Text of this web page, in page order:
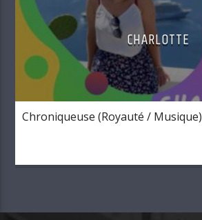
CHARLOTTE
Chroniqueuse (Royauté / Musique)